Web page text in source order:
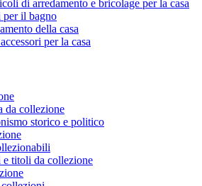
di arredamento e bricolage per la casa
per il bagno
della casa
per la casa
da collezione
storico e politico
titoli da collezione